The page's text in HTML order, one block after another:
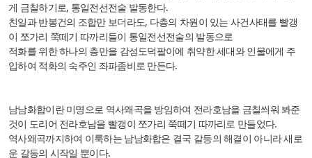
게 금칠하기로, 통일전선전술 발동한다.
친일과 반봉건의 조합만 보더라도, 다층의 차원이 있는 사건사태를 빨갱
이 쪼가리 쭉떼기 따까리들이 통일전선전술의 발동으로
적화를 위한 하나의 층만을 감성도덕팔이에 취약한 세대와 인물에게 주
입하여 적화의 숙주인 좌파좀비로 만든다.
남남화합이란 미명으로 역사왜곡을 방임하여 전라호남을 금칠씌워 봐준
것이 도리어 전라호남을 빨갱이 쪼가리 쭉떼기 따까리로 만들었다.
역사왜곡까지하여 이룩하는 남남화합은 결국 갈등의 해결이 아니라 새로
운 갈등의 시작일 뿐이다.